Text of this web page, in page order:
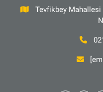
Tevfikbey Mahallesi